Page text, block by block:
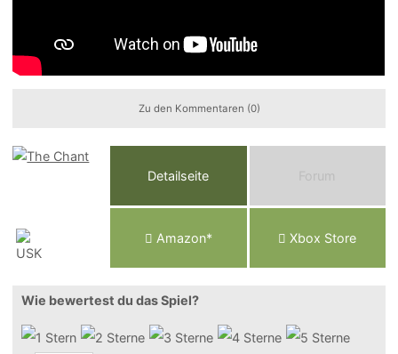
Zu den Kommentaren (0)
Detailseite Forum
Amazon* Xbox Store
Wie bewertest du das Spiel?